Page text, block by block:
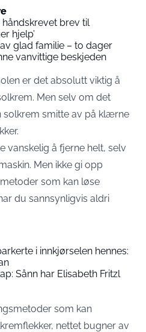
brev til
hjelp’
glad familie – to dager
vanvittige beskjeden
er det absolutt viktig å
Men selv om det
solkrem smitte av på klærne
vanskelig å fjerne helt, selv
Men ikke gi opp
som kan løse
du sannsynligvis aldri
i innkjørselen hennes:
Sånn har Elisabeth Fritzl
som kan
nettet bugner av